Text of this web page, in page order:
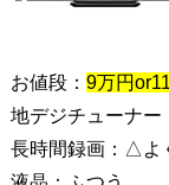
お値段： 9万円
地デジチューナー
長時間録画：△よ